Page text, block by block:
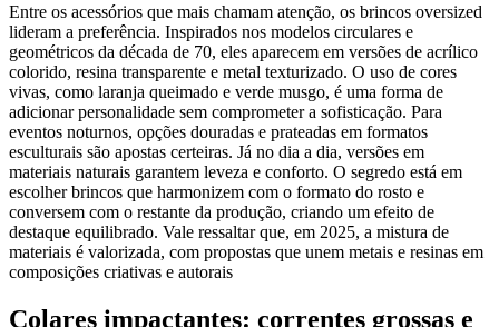
Entre os acessórios que mais chamam atenção, os brincos oversized
lideram a preferência. Inspirados nos modelos circulares e
geométricos da década de 70, eles aparecem em versões de acrílico
colorido, resina transparente e metal texturizado. O uso de cores
vivas, como laranja queimado e verde musgo, é uma forma de
adicionar personalidade sem comprometer a sofisticação. Para
eventos noturnos, opções douradas e prateadas em formatos
esculturais são apostas certeiras. Já no dia a dia, versões em
materiais naturais garantem leveza e conforto. O segredo está em
escolher brincos que harmonizem com o formato do rosto e
conversem com o restante da produção, criando um efeito de
destaque equilibrado. Vale ressaltar que, em 2025, a mistura de
materiais é valorizada, com propostas que unem metais e resinas em
composições criativas e autorais
Colares impactantes: correntes grossas e